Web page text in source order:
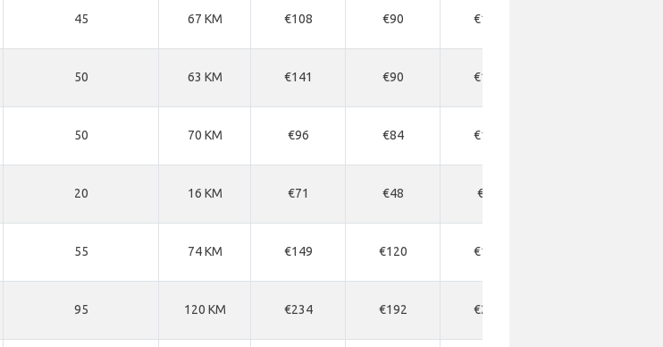
45 67 KM €108 €90 €114
50 63 KM €141 €90 €120
50 70 KM €96 €84 €114
20 16 KM €71 €48 €66
55 74 KM €149 €120 €156
95 120 KM €234 €192 €234